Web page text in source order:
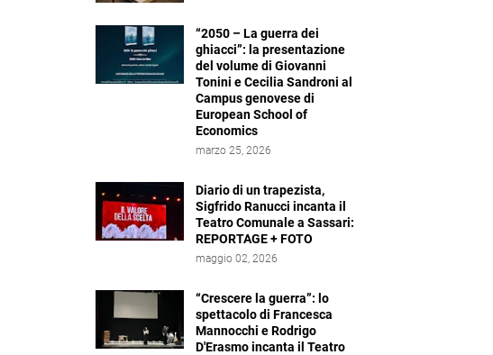
“2050 – La guerra dei
ghiacci”: la presentazione
del volume di Giovanni
Tonini e Cecilia Sandroni al
Campus genovese di
European School of
Economics
marzo 25, 2026
Diario di un trapezista,
Sigfrido Ranucci incanta il
Teatro Comunale a Sassari:
REPORTAGE + FOTO
maggio 02, 2026
“Crescere la guerra”: lo
spettacolo di Francesca
Mannocchi e Rodrigo
D'Erasmo incanta il Teatro